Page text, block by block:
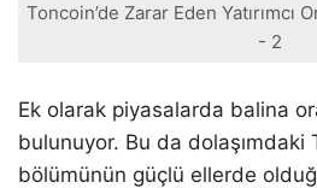
Toncoin’de Zarar Eden Yatırımcı
- 2
Ek olarak piyasalarda balina
bulunuyor. Bu da dolaşımdaki
bölümünün güçlü ellerde